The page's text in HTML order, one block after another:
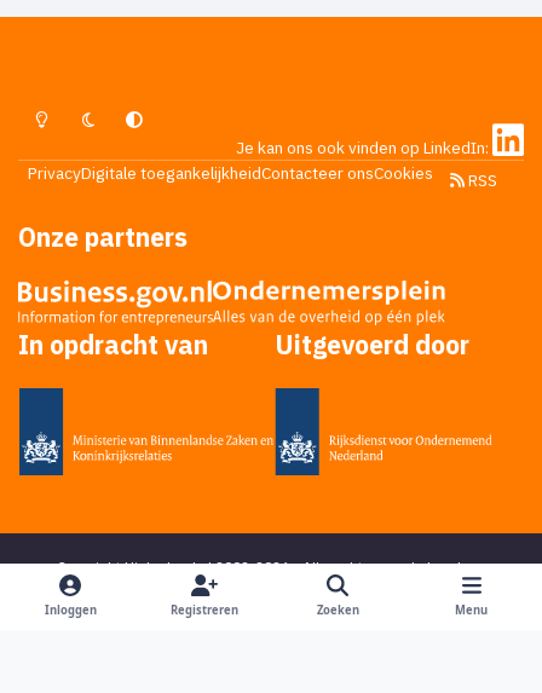
Lichte ModusDonkere ModusSysteemvoorkeur
Je kan ons ook vinden op LinkedIn:
PrivacyDigitale toegankelijkheidContacteer onsCookies RSS
Onze partners
In opdracht van Uitgevoerd door
Copyright Higherlevel.nl 2002-2026 - Alle rechten voorbehouden -
Privacy statement
- Powered by &DoReply
en bedacht door
Inloggen Registreren Zoeken Menu